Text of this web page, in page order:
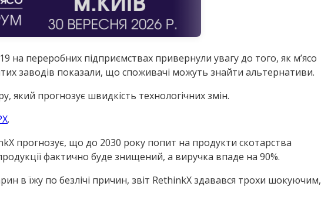
на переробних підприємствах привернули увагу до того, як м’ясо
заводів показали, що споживачі можуть знайти альтернативи.
який прогнозує швидкість технологічних змін.
.
прогнозує, що до 2030 року попит на продукти скотарства
фактично буде знищений, а виручка впаде на 90%.
в їжу по безлічі причин, звіт RethinkX здавався трохи шокуючим,